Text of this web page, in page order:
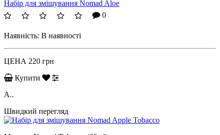
Набір для змішування Nomad Aloe
0
Наявність: В наявності
ЦЕНА 220 грн
Купити
A..
Швидкий перегляд